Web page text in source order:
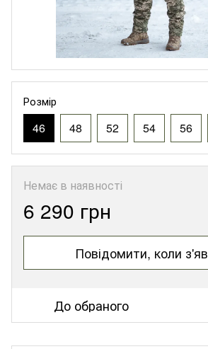
Розмір
46 48 52 54 56
Немає в наявності
6 290 грн
Повідомити, коли
До обраного